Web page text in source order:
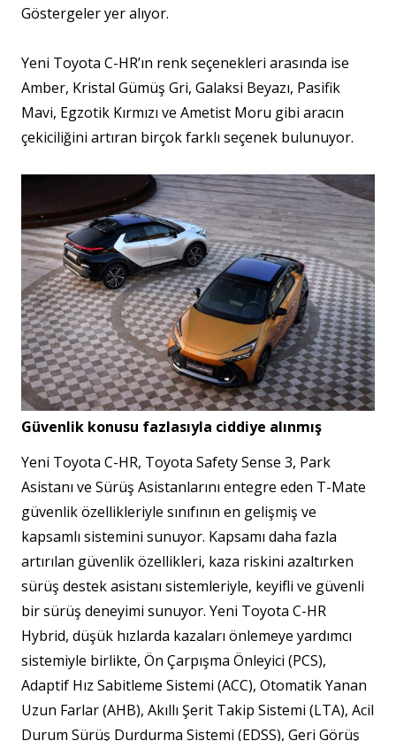
Göstergeler yer alıyor.
Yeni Toyota C-HR’ın renk seçenekleri arasında ise
Amber, Kristal Gümüş Gri, Galaksi Beyazı, Pasifik
Mavi, Egzotik Kırmızı ve Ametist Moru gibi aracın
çekiciliğini artıran birçok farklı seçenek bulunuyor.
Güvenlik konusu fazlasıyla ciddiye alınmış
Yeni Toyota C-HR, Toyota Safety Sense 3, Park
Asistanı ve Sürüş Asistanlarını entegre eden T-Mate
güvenlik özellikleriyle sınıfının en gelişmiş ve
kapsamlı sistemini sunuyor. Kapsamı daha fazla
artırılan güvenlik özellikleri, kaza riskini azaltırken
sürüş destek asistanı sistemleriyle, keyifli ve güvenli
bir sürüş deneyimi sunuyor. Yeni Toyota C-HR
Hybrid, düşük hızlarda kazaları önlemeye yardımcı
sistemiyle birlikte, Ön Çarpışma Önleyici (PCS),
Adaptif Hız Sabitleme Sistemi (ACC), Otomatik Yanan
Uzun Farlar (AHB), Akıllı Şerit Takip Sistemi (LTA), Acil
Durum Sürüş Durdurma Sistemi (EDSS), Geri Görüş